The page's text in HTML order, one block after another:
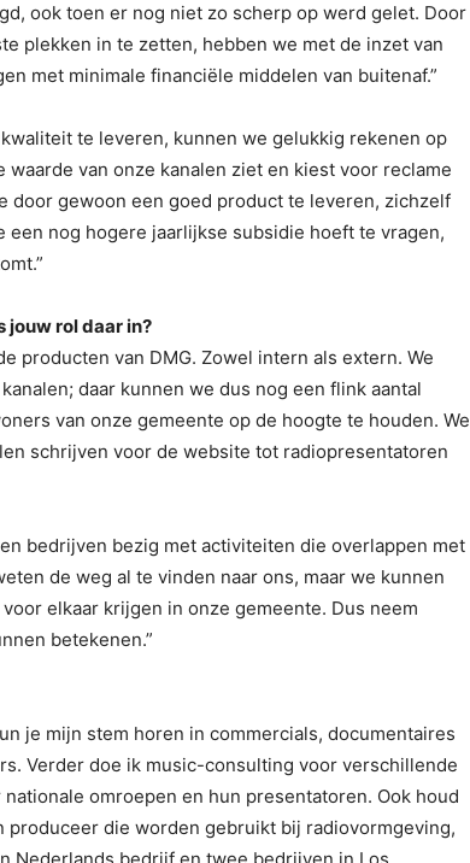
ook toen er nog niet zo scherp op werd gelet. Door
plekken in te zetten, hebben we met de inzet van
met minimale financiële middelen van buitenaf.”
te leveren, kunnen we gelukkig rekenen op
van onze kanalen ziet en kiest voor reclame
door gewoon een goed product te leveren, zichzelf
een nog hogere jaarlijkse subsidie hoeft te vragen,
jouw rol daar in?
producten van DMG. Zowel intern als extern. We
daar kunnen we dus nog een flink aantal
van onze gemeente op de hoogte te houden. We
schrijven voor de website tot radiopresentatoren
bedrijven bezig met activiteiten die overlappen met
de weg al te vinden naar ons, maar we kunnen
elkaar krijgen in onze gemeente. Dus neem
betekenen.”
je mijn stem horen in commercials, documentaires
Verder doe ik music-consulting voor verschillende
omroepen en hun presentatoren. Ook houd
produceer die worden gebruikt bij radiovormgeving,